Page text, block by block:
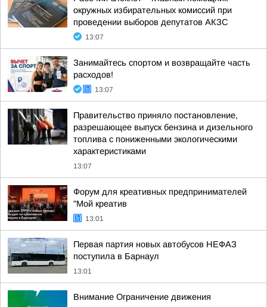
окружных избирательных комиссий при
проведении выборов депутатов АКЗС
13:07
Занимайтесь спортом и возвращайте часть
расходов!
13:07
Правительство приняло постановление,
разрешающее выпуск бензина и дизельного
топлива с пониженными экологическими
характеристиками
13:07
Форум для креативных предпринимателей
"Мой креатив
13:01
Первая партия новых автобусов НЕФАЗ
поступила в Барнаул
13:01
Внимание Ограничение движения